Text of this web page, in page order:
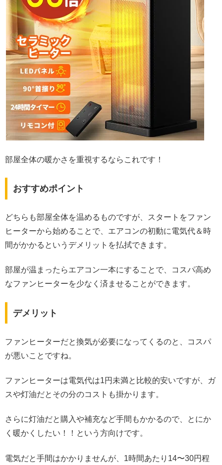
部屋全体の暖かさを重視するならこれです！
おすすめポイント
どちらも部屋全体を温めるものですが、スタートをファン
ヒーターから始めることで、エアコンの初動に電気代＆時
間がかかるというデメリットを払拭できます。
部屋が温まったらエアコン一本にすることで、コスパ高め
なファンヒーターを少なく済ませることができます。
デメリット
ファンヒーターだと換気が必要になってくるのと、コスパ
が悪いことですね。
ファンヒーターは電気代は1円未満と比較的安いですが、ガ
スや灯油だとその分のコストも掛かります。
さらに灯油だと購入や補充など手間もかかるので、とにか
く暖かくしたい！！という方向けです。
電気だと手間はかかりませんが、1時間あたり14〜30円程